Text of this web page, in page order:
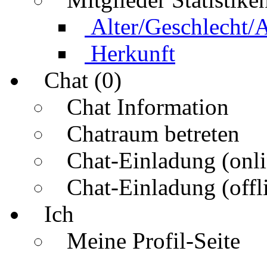
Alter/Geschlecht/
Herkunft
Chat (0)
Chat Information
Chatraum betreten
Chat-Einladung
Chat-Einladung
Ich
Meine Profil-Seite